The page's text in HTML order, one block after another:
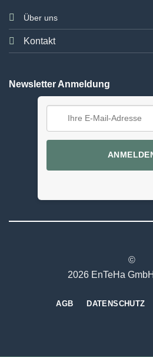
Über uns
Kontakt
Newsletter Anmeldung
©
2026 EnTeHa
AGB DATENSCHUTZ